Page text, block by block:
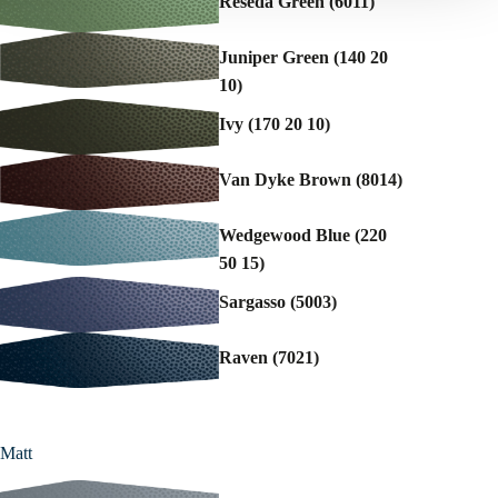
Juniper Green (140 20
10)
Ivy (170 20 10)
Van Dyke Brown (8014)
Wedgewood Blue (220
50 15)
Sargasso (5003)
Raven (7021)
Matt